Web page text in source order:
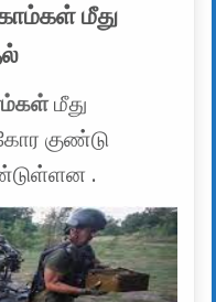
மீது
மீது
குண்டு
.